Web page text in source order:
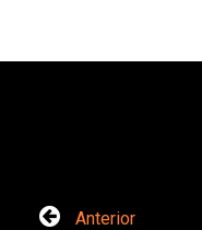
Anterior